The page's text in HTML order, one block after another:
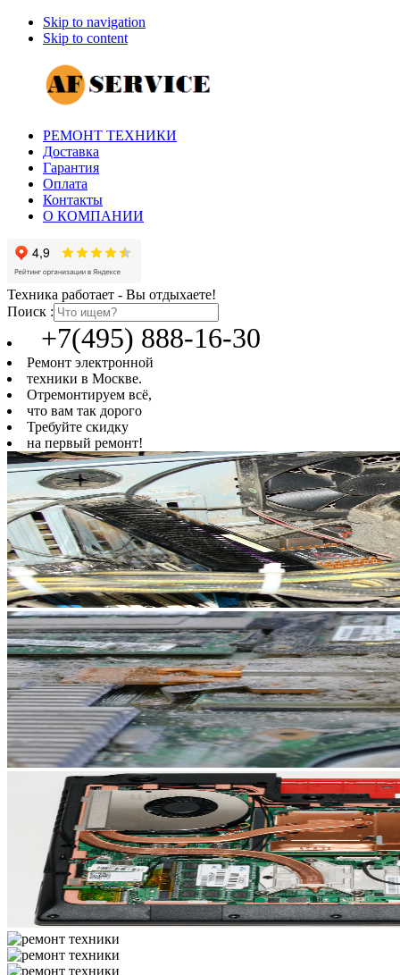
Skip to navigation
Skip to content
РЕМОНТ ТЕХНИКИ
Доставка
Гарантия
Оплата
Контакты
О КОМПАНИИ
Техника работает - Вы отдыхаете!
Поиск :
+7(495) 888-16-30
Ремонт электронной
техники в Москве.
Отремонтируем всё,
что вам так дорого
Требуйте скидку
на первый ремонт!